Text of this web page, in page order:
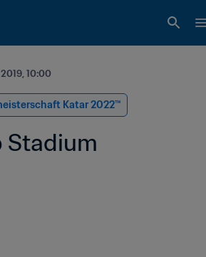
10:00
Katar 2022™
Stadium